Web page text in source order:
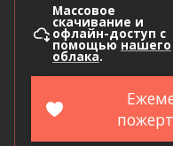
Массовое
скачивание и
офлайн-доступ с
помощью нашего
облака.